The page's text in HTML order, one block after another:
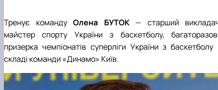
Тренує команду Олена БУТОК — старший
майстер спорту України з баскетболу,
призерка чемпіонатів суперліги України з баскетболу
складі команди «Динамо» Київ.